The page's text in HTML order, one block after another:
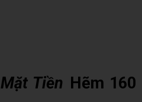
Mặt Tiền Hẽm 160